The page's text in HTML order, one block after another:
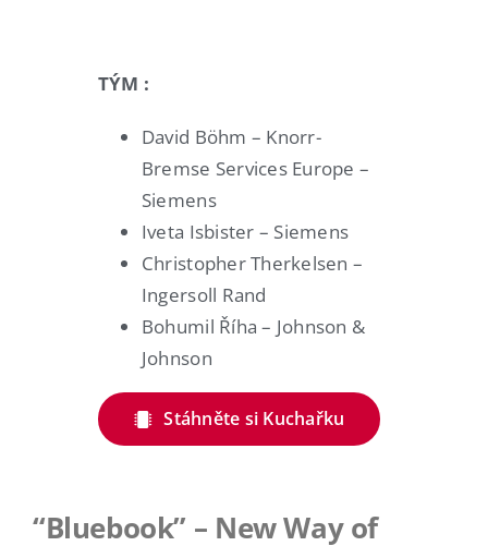
TÝM :
David Böhm – Knorr-
Bremse Services Europe –
Siemens
Iveta Isbister – Siemens
Christopher Therkelsen –
Ingersoll Rand
Bohumil Říha – Johnson &
Johnson
Stáhněte si Kuchařku
“Bluebook” – New Way of